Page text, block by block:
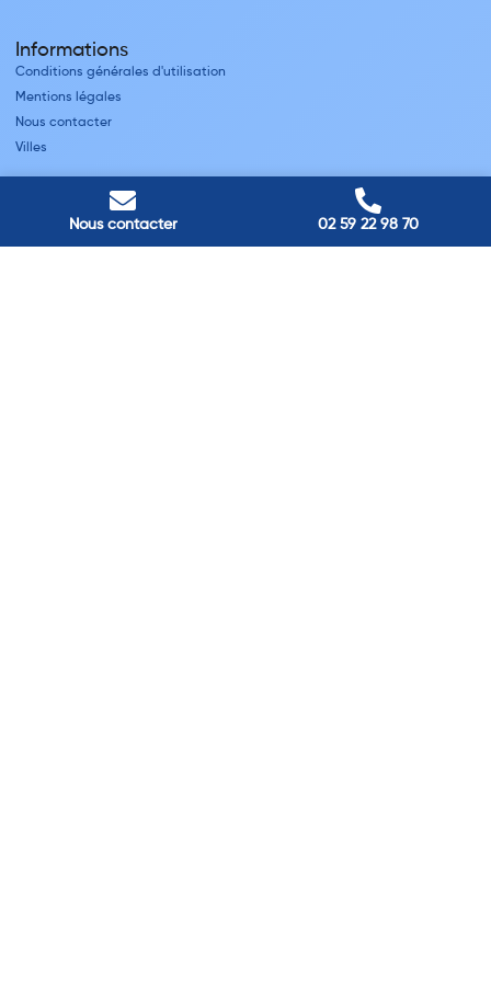
Nous contacter 02 59 22 98 70
Informations
Conditions générales d'utilisation
Mentions légales
Nous contacter
Villes
Nos adresses
Louviers
45 avenue Winston Churchill, Louviers, France